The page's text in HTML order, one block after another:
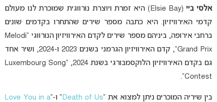
אלסי ביי
(Elsie Bay) היא זמרת ויוצרת נורווגית שמוכרת לנו מעולם
קדמי האירוויזיון. היא כתבה מספר שירים שהתחרו בקדמים שונים
ברחבי אירופה, ביניהם מספר שירים לקדם האירוויזיון הנורווגי “Melodi
Grand Prix”, קדם האירוויזיון הגרמני בשנים 2023 ו-2024, ושיר אחד
גם בקדם האירוויזיון הלוקסמבורגי בשנת 2024, “Luxembourg Song
Contest”.
בין שיריה המוכרים ניתן למצוא את “Death of Us ” ו-“Love You in a